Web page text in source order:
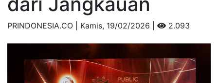
PRINDONESIA.CO | Kamis, 19/02/2026 | 2.093